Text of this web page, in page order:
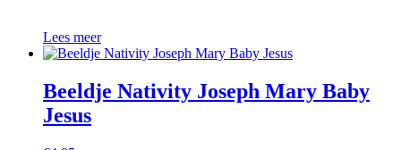
Lees meer
Beeldje Nativity Joseph Mary Baby
Jesus